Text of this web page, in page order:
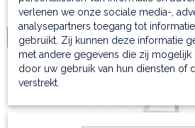
€ 389,99
IN WINKELWAGEN
verlenen we onze sociale media-,
analysepartners toegang tot
gebruikt. Zij kunnen deze informatie
met andere gegevens die zij
door uw gebruik van hun diensten of
verstrekt.